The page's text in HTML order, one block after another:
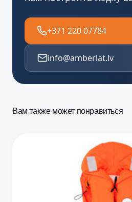
+371 220 07784
info@amberlat.lv
Вам также может понравиться